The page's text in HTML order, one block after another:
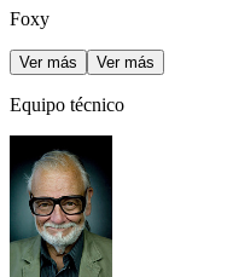
Foxy
Ver más Ver más
Equipo técnico